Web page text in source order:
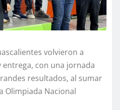
volvieron a
con una jornada
resultados, al sumar
Olimpiada Nacional